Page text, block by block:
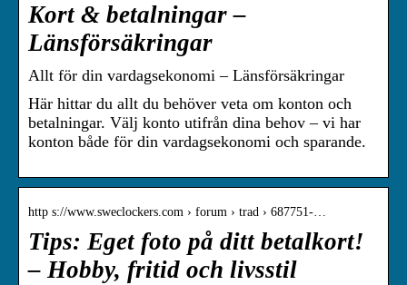
Kort & betalningar –
Länsförsäkringar
Allt för din vardagsekonomi – Länsförsäkringar
Här hittar du allt du behöver veta om konton och
betalningar. Välj konto utifrån dina behov – vi har
konton både för din vardagsekonomi och sparande.
http s://www.sweclockers.com › forum › trad › 687751-…
Tips: Eget foto på ditt betalkort!
– Hobby, fritid och livsstil